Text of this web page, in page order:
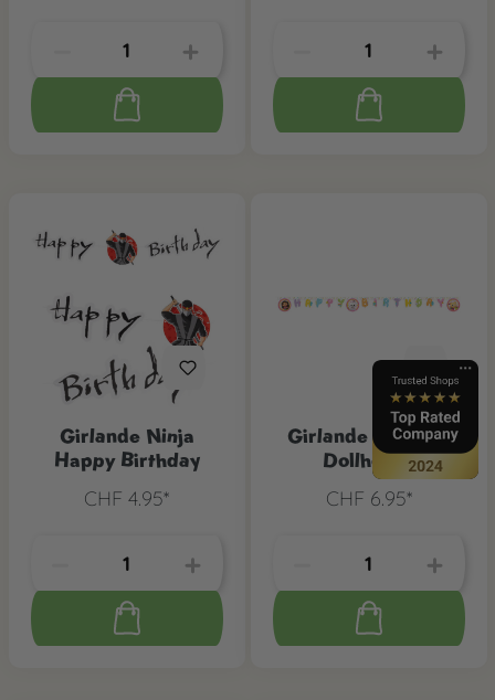
Girlande Ninja
Happy Birthday
CHF 4.95*
Girlande Gabby's
Dollhouse
CHF 6.95*